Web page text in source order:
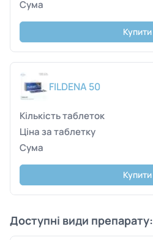
Купити
FILDENA 50
Купити
Доступні види препарату: